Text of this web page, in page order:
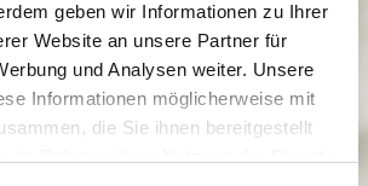
geben wir Informationen zu Ihrer
Website an unsere Partner für
und Analysen weiter. Unsere
Informationen möglicherweise mit
die Sie ihnen bereitgestellt
0 0